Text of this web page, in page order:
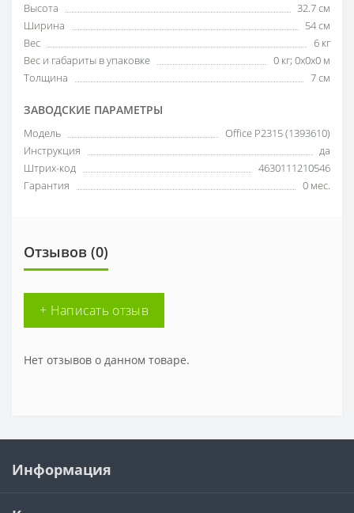
Высота
32.7 см
Ширина
54 см
Вес
6 кг
Вес и габариты в упаковке
0 кг; 0x0x0 м
Толщина
7 см
ЗАВОДСКИЕ ПАРАМЕТРЫ
Модель
Office P2315 (1393610)
Инструкция
да
Штрих-код
4630111210546
Гарантия
0 мес.
Отзывов (0)
+ Написать отзыв
Нет отзывов о данном товаре.
Информация